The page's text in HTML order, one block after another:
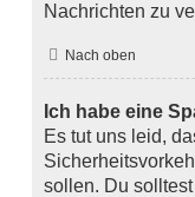
Nachrichten zu
Nach oben
Ich habe eine
Es tut uns leid,
sollen. Du